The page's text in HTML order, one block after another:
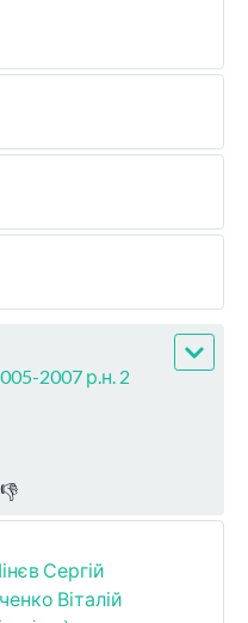
2007 р.н. 2
👎
Сергій
Віталій